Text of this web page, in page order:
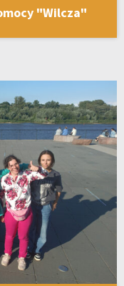
"Wilcza"